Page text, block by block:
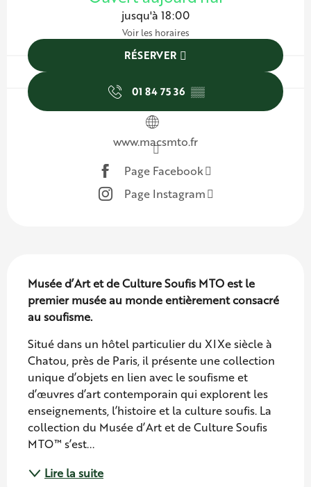
jusqu'à 18:00
Voir les horaires
RÉSERVER
01 84 75 36 ▒▒
www.macsmto.fr
Page Facebook
Page Instagram
Description
Musée d’Art et de Culture Soufis MTO est le
premier musée au monde entièrement consacré
au soufisme.
Situé dans un hôtel particulier du XIXe siècle à
Chatou, près de Paris, il présente une collection
unique d’objets en lien avec le soufisme et
d’œuvres d’art contemporain qui explorent les
enseignements, l’histoire et la culture soufis. La
collection du Musée d’Art et de Culture Soufis
MTO™ s’est...
Lire la suite